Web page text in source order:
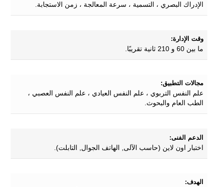
الإدراك البصري ، التسمية ، سرعة المعالجة ، زمن الاستجابة.
وقت الإدارة:
ما بين 60 و 210 ثانية تقريبًا.
مجالات التطبيق:
علم النفس التربوي ، علم النفس العيادي ، علم النفس العصبي ،
الطب العام والبحوث.
الدعم الفنى:
اختبار اون لاين (حاسب الآلى, الهاتف الجوال, التابلت).
الهدف: